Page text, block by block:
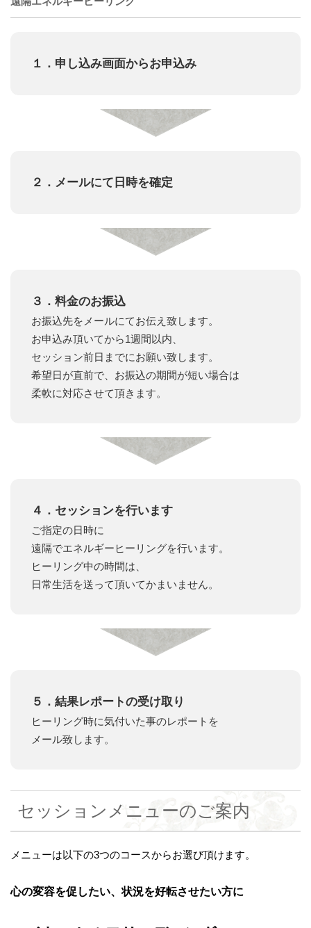
１．申し込み画面からお申込み
２．メールにて日時を確定
３．料金のお振込
お振込先をメールにてお伝え致します。
お申込み頂いてから1週間以内、
セッション前日までにお願い致します。
希望日が直前で、お振込の期間が短い場合は
柔軟に対応させて頂きます。
４．セッションを行います
ご指定の日時に
遠隔でエネルギーヒーリングを行います。
ヒーリング中の時間は、
日常生活を送って頂いてかまいません。
５．結果レポートの受け取り
ヒーリング時に気付いた事のレポートを
メール致します。
セッションメニューのご案内
メニューは以下の3つのコースからお選び頂けます。
心の変容を促したい、状況を好転させたい方に